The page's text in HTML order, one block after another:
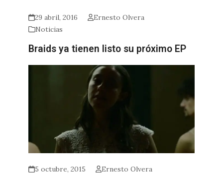
29 abril, 2016
Ernesto Olvera
Noticias
Braids ya tienen listo su próximo EP
5 octubre, 2015
Ernesto Olvera